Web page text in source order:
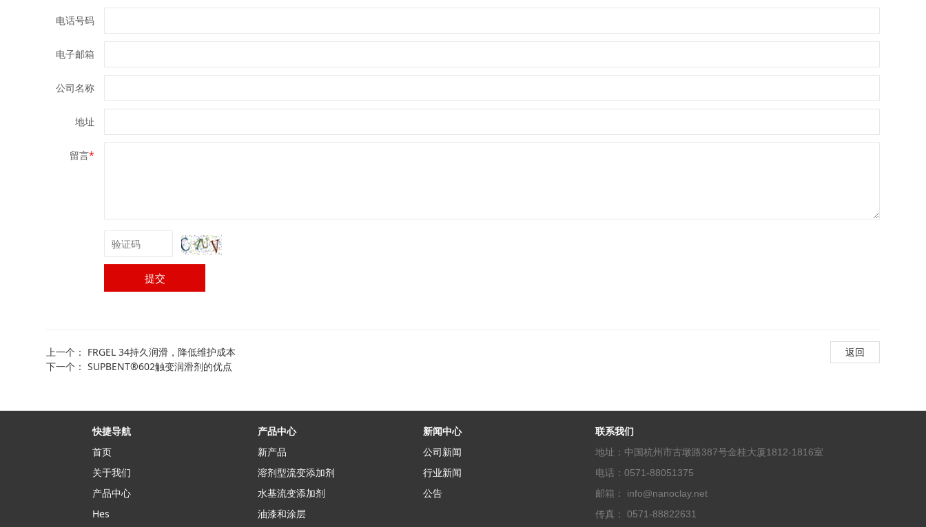
电话号码
电子邮箱
公司名称
地址
留言*
提交
上一个： FRGEL 34持久润滑，降低维护成本
下一个：SUPBENT®602触变润滑剂的优点
返回
快捷导航
首页
关于我们
产品中心
Hes
产品中心
新产品
溶剂型流变添加剂
水基流变添加剂
油漆和涂层
新闻中心
公司新闻
行业新闻
公告
联系我们
地址：中国杭州市古墩路387号金桂大厦1812-1816室
电话：0571-88051375
邮箱： info@nanoclay.net
传真： 0571-88822631